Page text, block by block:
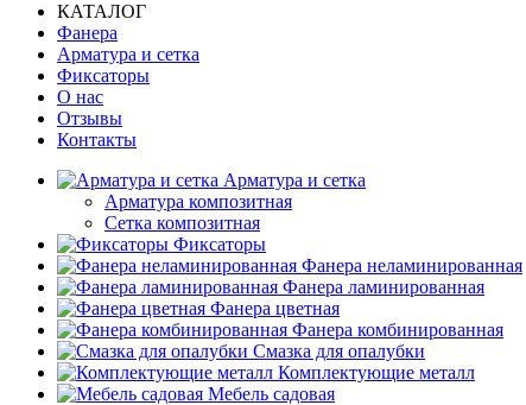
КАТАЛОГ
Фанера
Арматура и сетка
Фиксаторы
О нас
Отзывы
Контакты
Арматура и сетка
Арматура композитная
Сетка композитная
Фиксаторы
Фанера неламинированная
Фанера ламинированная
Фанера цветная
Фанера комбинированная
Смазка для опалубки
Комплектующие металл
Мебель садовая